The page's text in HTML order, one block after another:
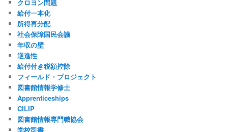
クロヨン問題
給付一本化
所得再分配
社会保障国民会議
年収の壁
逆進性
給付付き税額控除
フィールド・プロジェクト
図書館情報学修士
Apprenticeships
CILIP
図書館情報専門職協会
学校司書